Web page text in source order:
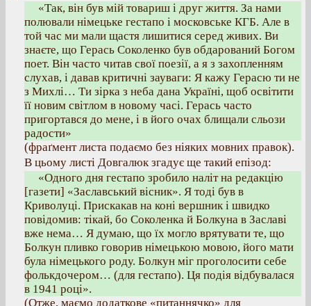
«Так, він був мій товариш і друг життя. За нами
полювали німецьке гестапо і московське КГБ. Але в
той час ми мали щастя лишитися серед живих. Ви
знаєте, що Герась Соколенко був обдарований Богом
поет. Він часто читав свої поезії, а я з захопленням
слухав, і давав критичні зауваги: Я кажу Герасю ти не
з Михлі… Ти зірка з неба дана Україні, щоб освітити
її новим світлом в новому часі. Герась часто
пригортався до мене, і в його очах блищали сльози
радости»
(фраґмент листа подаємо без ніяких мовних правок).
В цьому листі Довгалюк згадує ще такий епізод:
«Одного дня гестапо зробило наліт на редакцію
[газети] «Заславський вісник». Я тоді був в
Криволуці. Прискакав на коні вершник і швидко
повідомив: тікай, бо Соколенка й Болкуна в Заславі
вже нема… Я думаю, що їх могло врятувати те, що
Болкун пливко говорив німецькою мовою, його мати
була німецького роду. Болкун міг проголосити себе
фолькдочером… (для гестапо). Ця подія відбувалася
в 1941 році».
(Отже, маємо додаткове «питаннячко» для